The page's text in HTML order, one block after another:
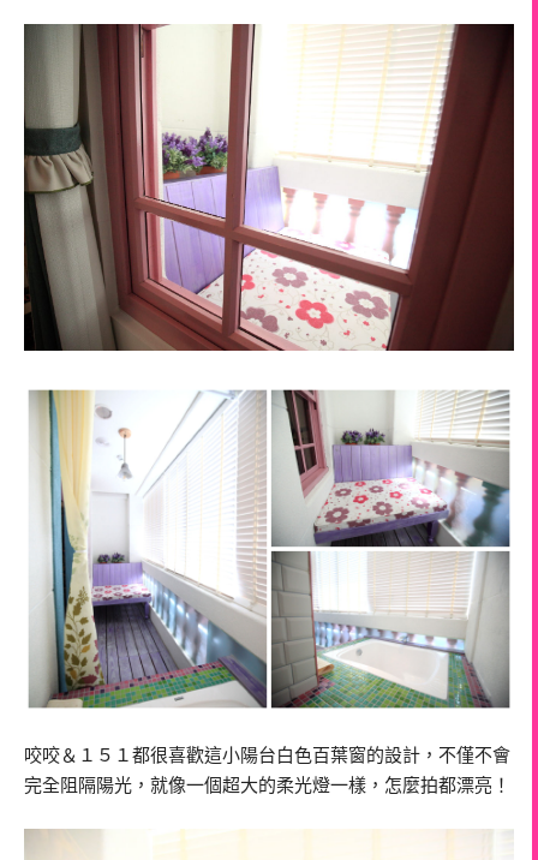
咬咬＆１５１都很喜歡這小陽台白色百葉窗的設計，不僅不會
完全阻隔陽光，就像一個超大的柔光燈一樣，怎麼拍都漂亮！